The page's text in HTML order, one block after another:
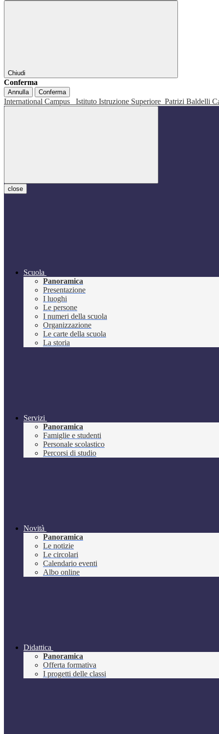
Chiudi
Conferma
Annulla Conferma
International Campus Istituto Istruzione Superiore Patrizi Baldelli
close
Scuola
Panoramica
Presentazione
I luoghi
Le persone
I numeri della scuola
Organizzazione
Le carte della scuola
La storia
Servizi
Panoramica
Famiglie e studenti
Personale scolastico
Percorsi di studio
Novità
Panoramica
Le notizie
Le circolari
Calendario eventi
Albo online
Didattica
Panoramica
Offerta formativa
I progetti delle classi